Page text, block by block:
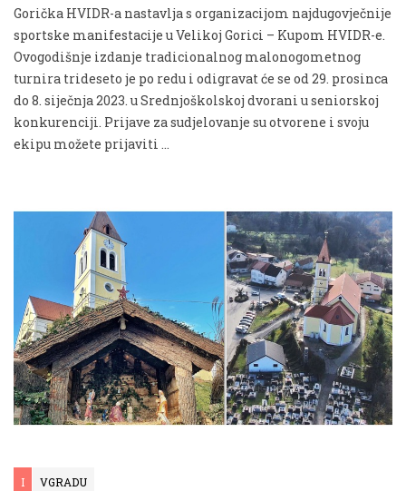
Gorička HVIDR-a nastavlja s organizacijom najdugovječnije
sportske manifestacije u Velikoj Gorici – Kupom HVIDR-e.
Ovogodišnje izdanje tradicionalnog malonogometnog
turnira trideseto je po redu i odigravat će se od 29. prosinca
do 8. siječnja 2023. u Srednjoškolskoj dvorani u seniorskoj
konkurenciji. Prijave za sudjelovanje su otvorene i svoju
ekipu možete prijaviti …
I VGRADU